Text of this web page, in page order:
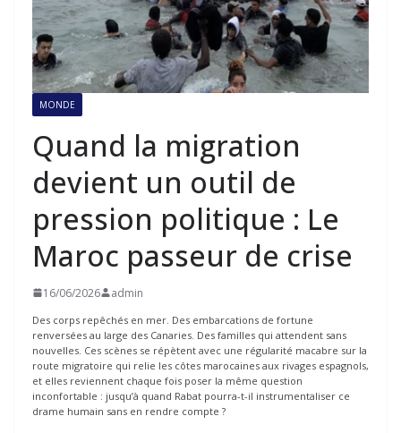
MONDE
Quand la migration
devient un outil de
pression politique : Le
Maroc passeur de crise
16/06/2026 admin
Des corps repêchés en mer. Des embarcations de fortune
renversées au large des Canaries. Des familles qui attendent sans
nouvelles. Ces scènes se répètent avec une régularité macabre sur la
route migratoire qui relie les côtes marocaines aux rivages espagnols,
et elles reviennent chaque fois poser la même question
inconfortable : jusqu’à quand Rabat pourra-t-il instrumentaliser ce
drame humain sans en rendre compte ?